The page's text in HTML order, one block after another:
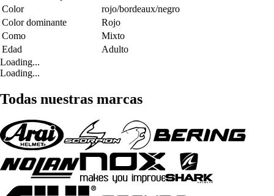
Color
rojo/bordeaux/negro
Color dominante
Rojo
Como
Mixto
Edad
Adulto
Loading...
Loading...
Todas nuestras marcas